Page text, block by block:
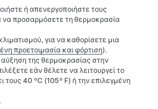
ή απενεργοποιήστε τους
να προσαρμόσετε τη θερμοκρασία
για να καθορίσετε μια
προετοιμασία και φόρτιση).
αύξηση της θερμοκρασίας στην
εάν θέλετε να λειτουργεί το
40 °C (105° F) ή την επιλεγμένη